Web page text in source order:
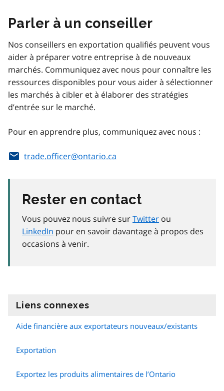
Parler à un conseiller
Nos conseillers en exportation qualifiés peuvent vous
aider à préparer votre entreprise à de nouveaux
marchés. Communiquez avec nous pour connaître les
ressources disponibles pour vous aider à sélectionner
les marchés à cibler et à élaborer des stratégies
d’entrée sur le marché.
Pour en apprendre plus, communiquez avec nous :
trade.officer@ontario.ca
Rester en contact
Vous pouvez nous suivre surTwitter ou
LinkedIn pour en savoir davantage à propos des
occasions à venir.
Liens connexes
Aide financière aux exportateurs nouveaux/existants
Exportation
Exportez les produits alimentaires de l’Ontario